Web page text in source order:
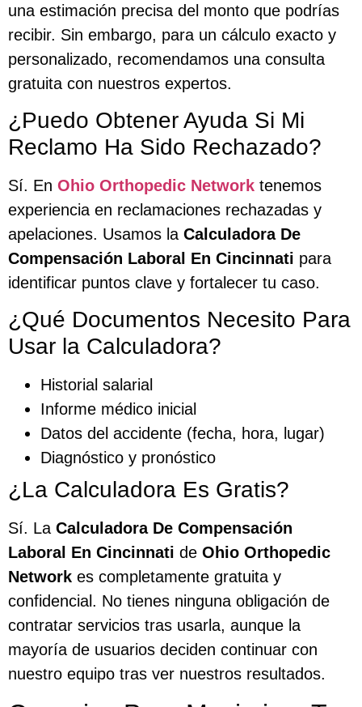
una estimación precisa del monto que podrías
recibir. Sin embargo, para un cálculo exacto y
personalizado, recomendamos una consulta
gratuita con nuestros expertos.
¿Puedo Obtener Ayuda Si Mi
Reclamo Ha Sido Rechazado?
Sí. En Ohio Orthopedic Network tenemos
experiencia en reclamaciones rechazadas y
apelaciones. Usamos la Calculadora De
Compensación Laboral En Cincinnati para
identificar puntos clave y fortalecer tu caso.
¿Qué Documentos Necesito Para
Usar la Calculadora?
Historial salarial
Informe médico inicial
Datos del accidente (fecha, hora, lugar)
Diagnóstico y pronóstico
¿La Calculadora Es Gratis?
Sí. La Calculadora De Compensación
Laboral En Cincinnati de Ohio Orthopedic
Network es completamente gratuita y
confidencial. No tienes ninguna obligación de
contratar servicios tras usarla, aunque la
mayoría de usuarios deciden continuar con
nuestro equipo tras ver nuestros resultados.